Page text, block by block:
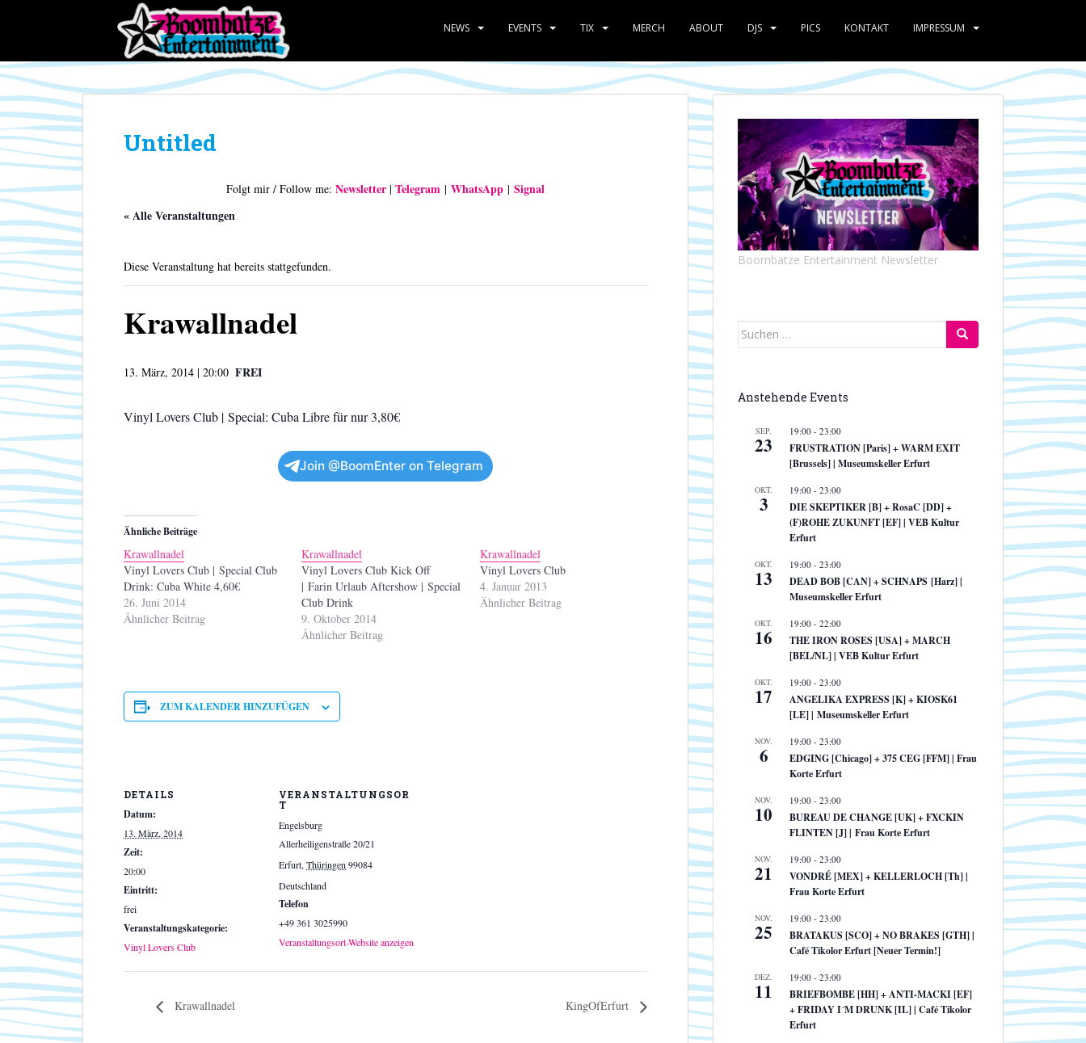
p
t
o
m
a
c
t
e
n
NEWS EVENTS TIX MERCH ABOUT DJS PICS KONTAKT IMPRESSUM
Untitled
Folgt mir / Follow me: Newsletter | Telegram | WhatsApp | Signal
« Alle Veranstaltungen
Diese Veranstaltung hat bereits stattgefunden.
Krawallnadel
13. März, 2014 | 20:00 FREI
Vinyl Lovers Club | Special: Cuba Libre für nur 3,80€
Join @BoomEnter on Telegram
Ähnliche Beiträge
Krawallnadel
Vinyl Lovers Club | Special Club
Drink: Cuba White 4,60€
26. Juni 2014
Ähnlicher Beitrag
Krawallnadel
Vinyl Lovers Club Kick Off
| Farin Urlaub Aftershow | Special
Club Drink
9. Oktober 2014
Ähnlicher Beitrag
Krawallnadel
Vinyl Lovers Club
4. Januar 2013
Ähnlicher Beitrag
ZUM KALENDER HINZUFÜGEN
DETAILS
Datum:
13. März, 2014
Zeit:
20:00
Eintritt:
frei
Veranstaltungskategorie:
Vinyl Lovers Club
VERANSTALTUNGSOR
T
Engelsburg
Allerheiligenstraße 20/21
Erfurt, Thüringen 99084
Deutschland
Telefon
+49 361 3025990
Veranstaltungsort-Website anzeigen
Krawallnadel KingOfErfurt
Boombatze Entertainment Newsletter
Suchen
Anstehende Events
SEP.
23
19:00 - 23:00
FRUSTRATION [Paris] + WARM EXIT
[Brussels] | Museumskeller Erfurt
OKT.
3
19:00 - 23:00
DIE SKEPTIKER [B] + RosaC [DD] +
(F)ROHE ZUKUNFT [EF] | VEB Kultur
Erfurt
OKT.
13
19:00 - 23:00
DEAD BOB [CAN] + SCHNAPS [Harz] |
Museumskeller Erfurt
OKT.
16
19:00 - 22:00
THE IRON ROSES [USA] + MARCH
[BEL/NL] | VEB Kultur Erfurt
OKT.
17
19:00 - 23:00
ANGELIKA EXPRESS [K] + KIOSK61
[LE] | Museumskeller Erfurt
NOV.
6
19:00 - 23:00
EDGING [Chicago] + 375 CEG [FFM] | Frau
Korte Erfurt
NOV.
10
19:00 - 23:00
BUREAU DE CHANGE [UK] + FXCKIN
FLINTEN [J] | Frau Korte Erfurt
NOV.
21
19:00 - 23:00
VONDRÉ [MEX] + KELLERLOCH [Th] |
Frau Korte Erfurt
NOV.
25
19:00 - 23:00
BRATAKUS [SCO] + NO BRAKES [GTH] |
Café Tikolor Erfurt [Neuer Termin!]
DEZ.
11
19:00 - 23:00
BRIEFBOMBE [HH] + ANTI-MACKI [EF]
+ FRIDAY I´M DRUNK [IL] | Café Tikolor
Erfurt